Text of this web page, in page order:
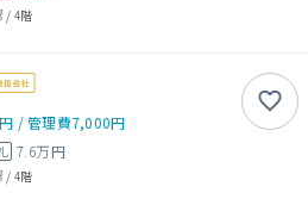
/ 4階
/管理費7,000円
7.6万円
/ 4階